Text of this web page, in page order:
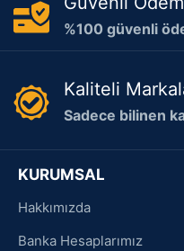
%100 güvenli
Kaliteli
Sadece bilinen
KURUMSAL
Hakkımızda
Banka Hesaplarımız